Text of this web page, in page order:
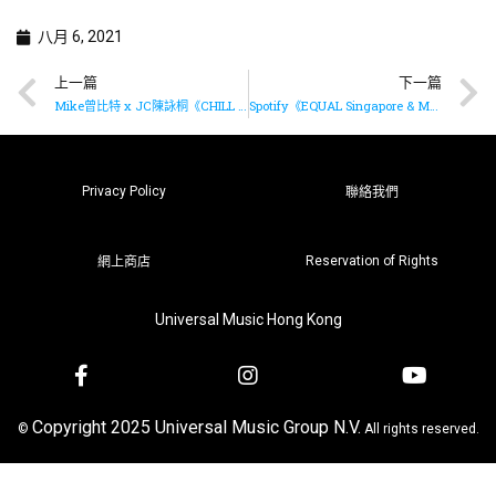
八月 6, 2021
上一篇
Mike曾比特 x JC陳詠桐《CHILL CLUB》合唱《我不是邱比特》
下一篇
Spotify《EQUAL Singapore & Malaysia》封面人物 — Tanya 蔡健雅
Privacy Policy 聯絡我們
網上商店 Reservation of Rights
Universal Music Hong Kong
© Copyright 2025 Universal Music Group N.V. All rights reserved.